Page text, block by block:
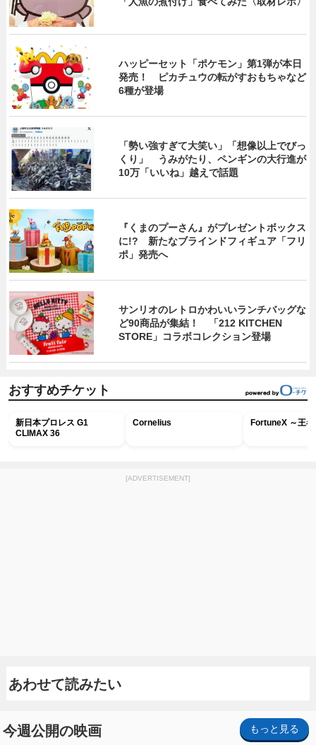
ハッピーセット「ポケモン」第1弾が本日
発売！ ピカチュウの転がすおもちゃなど
6種が登場
「勢い強すぎて大笑い」「想像以上でびっ
くり」 うみがたり、ペンギンの大行進が
10万「いいね」越えで話題
『くまのプーさん』がプレゼントボックス
に!? 新たなブラインドフィギュア「フリ
ポ」発売へ
サンリオのレトロかわいいランチバッグな
ど90商品が集結！ 「212 KITCHEN
STORE」コラボコレクション登場
おすすめチケット
新日本プロレス G1
CLIMAX 36
Cornelius FortuneX ～王
[ADVERTISEMENT]
あわせて読みたい
今週公開の映画 もっと見る